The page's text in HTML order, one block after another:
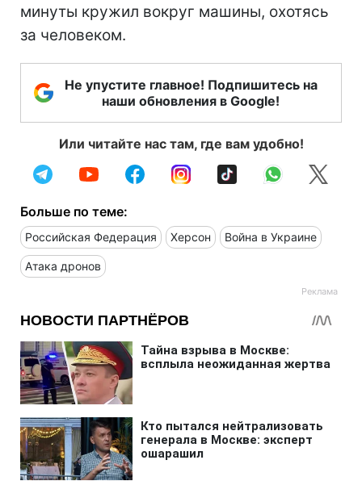
минуты кружил вокруг машины, охотясь
за человеком.
Не упустите главное! Подпишитесь на
наши обновления в Google!
Или читайте нас там, где вам удобно!
Больше по теме:
Российская Федерация Херсон Война в Украине
Атака дронов